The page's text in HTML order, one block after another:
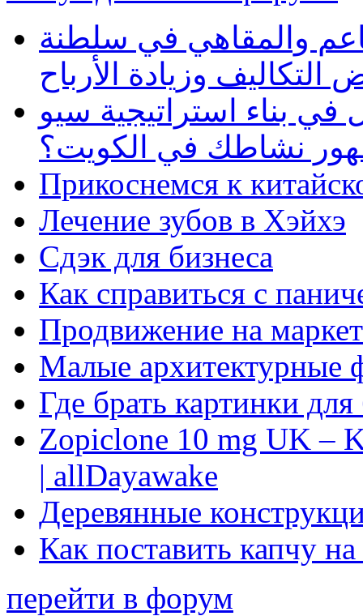
والمقاهي في سلطنة
وزيادة الأرباح
بناء استراتيجية سيو
نشاطك في الكويت؟
Прикоснемся к
Лечение зубов в Хэйхэ
Сдэк для бизнеса
Как справиться с
Продвижение на
Малые архитектурные
Где брать картинки
Zopiclone 10 mg UK –
| allDayawake
Деревянные
Как поставить капчу
перейти в форум